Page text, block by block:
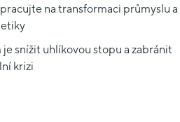
na transformaci průmyslu a
je snížit uhlíkovou stopu a zabránit
krizi